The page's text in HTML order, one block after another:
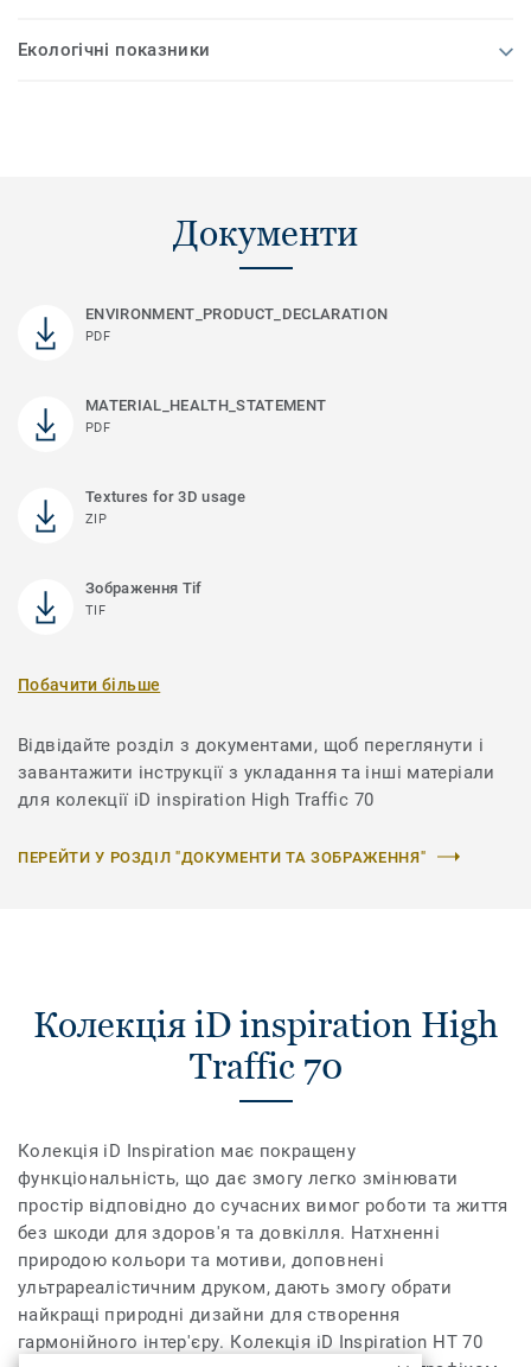
Екологічні показники
Документи
ENVIRONMENT_PRODUCT_DECLARATION
PDF
MATERIAL_HEALTH_STATEMENT
PDF
Textures for 3D usage
ZIP
Зображення Tif
TIF
Побачити більше
Відвідайте розділ з документами, щоб переглянути і
завантажити інструкції з укладання та інші матеріали
для колекції iD inspiration High Traffic 70
ПЕРЕЙТИ У РОЗДІЛ "ДОКУМЕНТИ ТА ЗОБРАЖЕННЯ"
Колекція iD inspiration High
Traffic 70
Колекція iD Inspiration має покращену
функціональність, що дає змогу легко змінювати
простір відповідно до сучасних вимог роботи та життя
без шкоди для здоров'я та довкілля. Натхненні
природою кольори та мотиви, доповнені
ультрареалістичним друком, дають змогу обрати
найкращі природні дизайни для створення
гармонійного інтер'єру. Колекція iD Inspiration HT 70